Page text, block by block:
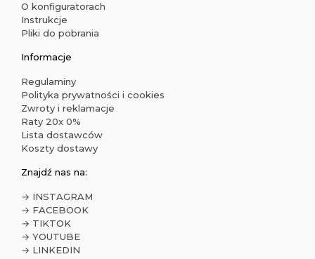
O konfiguratorach
Instrukcje
Pliki do pobrania
Informacje
Regulaminy
Polityka prywatności i cookies
Zwroty i reklamacje
Raty 20x 0%
Lista dostawców
Koszty dostawy
Znajdź nas na:
→ INSTAGRAM
→ FACEBOOK
→ TIKTOK
→ YOUTUBE
→ LINKEDIN